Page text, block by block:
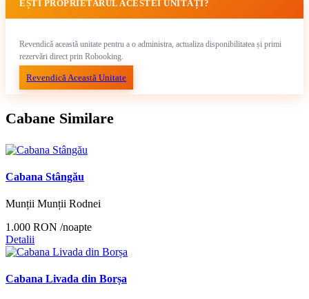
EȘTI PROPRIETARUL ACESTEI UNITĂȚI?
Revendică această unitate pentru a o administra, actualiza disponibilitatea și primi
rezervări direct prin Robooking.
Revendică Această Unitate
Cabane Similare
Cabana Stângău
Munții Munții Rodnei
1.000 RON /noapte
Detalii
Cabana Livada din Borșa